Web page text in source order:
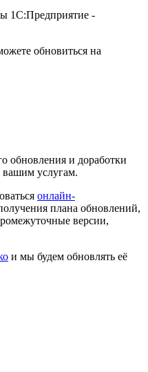
1С:Предприятие -
обновиться на
обновления и доработки
вашим услугам.
онлайн-
плана обновлений,
версии,
и мы будем обновлять её